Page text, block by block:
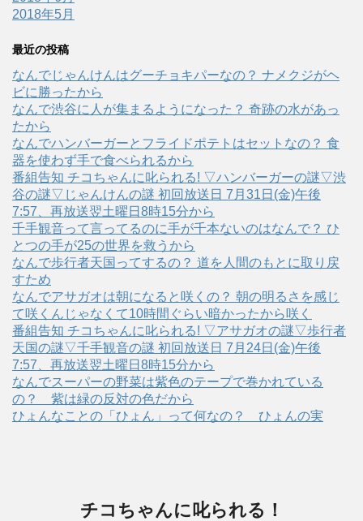
2018年5月
最近の投稿
なんでじゃんけんはグーチョキパーなの？ ナメクジがヘ
ビに勝ったから
なんで渋谷に人が集まるようになった？ 奇跡の水があっ
たから
なんでハンバーガーとフライドポテトはセットなの？ 食
器を使わず手で食べられるから
番組告知 チコちゃんに叱られる! ▽ハンバーガーの謎▽渋
谷の謎▽じゃんけんの謎 初回放送日 7月31日(金)午後
7:57、再放送翌土曜日8時15分から
千手観音って言ってるのに手が千本ないのはなんで？ ひ
とつの手が25の世界を救うから
なんで歩行者天国ってするの？ 道を人間のもとに取り戻
すため
なんでアサガオは朝になると咲くの？ 朝の明るさを感じ
て咲くんじゃなくて10時間ぐらい暗かったから咲く
番組告知 チコちゃんに叱られる! ▽アサガオの謎▽歩行者
天国の謎▽千手観音の謎 初回放送日 7月24日(金)午後
7:57、再放送翌土曜日8時15分から
なんでスーパーの野菜は紫色のテープで巻かれている
の？ 紫は緑の反対の色だから
ひょんなことの「ひょん」って何なの？ ひょんの実
チコちゃんに叱られる！